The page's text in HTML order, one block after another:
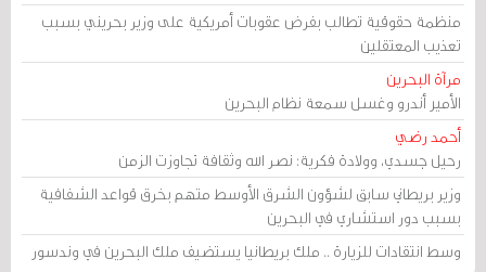
منظمة حقوقية تطالب بفرض عقوبات أمريكية على وزير بحريني بسبب
تعذيب المعتقلين
مرآة البحرين
الأمير أندرو وغسل سمعة نظام البحرين
أحمد رضي
رحيل جسدي، وولادة فكرية: نصر الله وثقافة تجاوزت الزمن
وزير بريطاني سابق لشؤون الشرق الأوسط متهم بخرق قواعد الشفافية
بسبب دور استشاري في البحرين
وسط انتقادات للزيارة .. ملك بريطانيا يستضيف ملك البحرين في وندسور